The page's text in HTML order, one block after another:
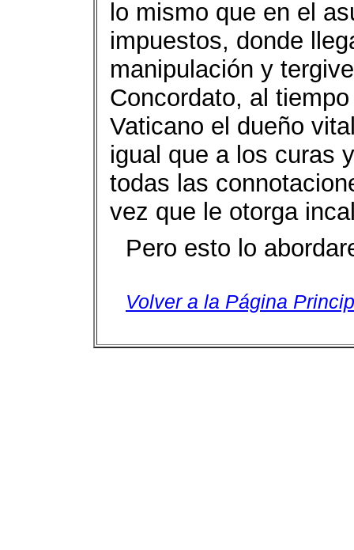
lo mismo que en el
impuestos, donde
manipulación y
Concordato, al
Vaticano el dueño
igual que a los curas
todas las
vez que le otorga
Pero esto lo
Volver a la Página